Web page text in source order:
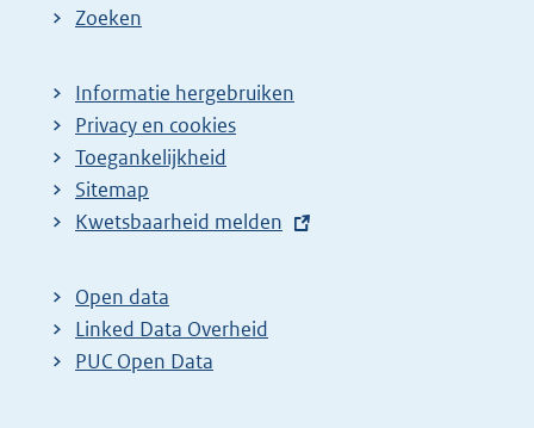
Zoeken
Informatie hergebruiken
Privacy en cookies
Toegankelijkheid
Sitemap
E
t
e
r
Kwetsbaarheid melden
Open data
Linked Data Overheid
PUC Open Data